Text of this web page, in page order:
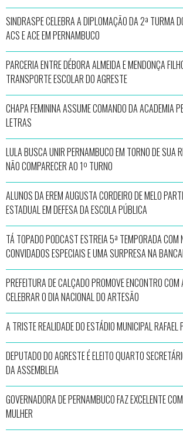
SINDRASPE CELEBRA A DIPLOMAÇÃO DA 2ª TURMA
ACS E ACE EM PERNAMBUCO
PARCERIA ENTRE DÉBORA ALMEIDA E MENDONÇA
TRANSPORTE ESCOLAR DO AGRESTE
CHAPA FEMININA ASSUME COMANDO DA ACADEMIA
LETRAS
LULA BUSCA UNIR PERNAMBUCO EM TORNO DE SUA
NÃO COMPARECER AO 1º TURNO
ALUNOS DA EREM AUGUSTA CORDEIRO DE MELO
ESTADUAL EM DEFESA DA ESCOLA PÚBLICA
TÁ TOPADO PODCAST ESTREIA 5ª TEMPORADA COM
CONVIDADOS ESPECIAIS E UMA SURPRESA NA
PREFEITURA DE CALÇADO PROMOVE ENCONTRO
CELEBRAR O DIA NACIONAL DO ARTESÃO
A TRISTE REALIDADE DO ESTÁDIO MUNICIPAL RAFAEL
DEPUTADO DO AGRESTE É ELEITO QUARTO
DA ASSEMBLEIA
GOVERNADORA DE PERNAMBUCO FAZ EXCELENTE
MULHER